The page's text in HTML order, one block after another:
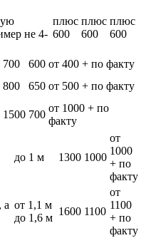
не 4-
плюс
600
плюс
600
плюс
600
700 600 от 400 + по факту
800 650 от 500 + по факту
1500 700
от 1000 + по
факту
а
до 1 м 1300 1000
от
1000
+ по
факту
от 1,1 м
до 1,6 м
1600 1100
от
1100
+ по
факту